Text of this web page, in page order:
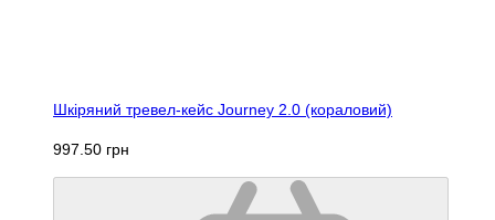
Шкіряний тревел-кейс Journey 2.0 (кораловий)
997.50 грн